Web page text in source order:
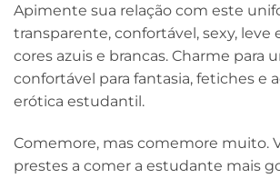
Apimente sua relação com este
transparente, confortável, sexy, leve
cores azuis e brancas. Charme para
confortável para fantasia, fetiches e
erótica estudantil.
Comemore, mas comemore muito.
prestes a comer a estudante mais